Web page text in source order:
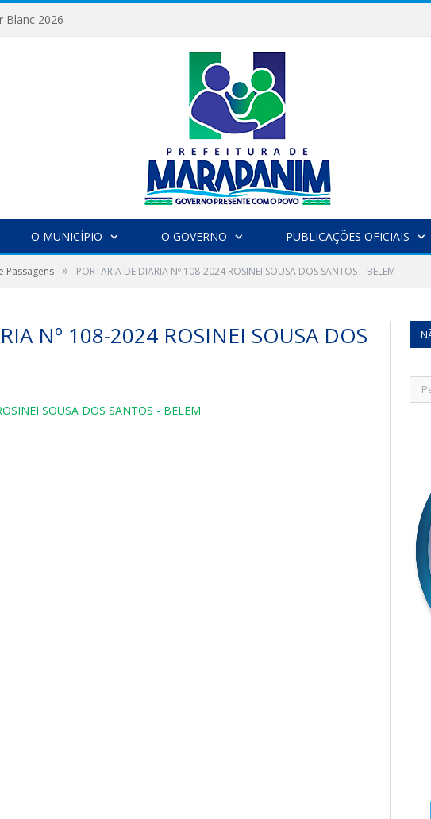
Blanc 2026
O MUNICÍPIO O GOVERNO PUBLICAÇÕES OFICIAIS
Passagens » PORTARIA DE DIARIA Nº 108-2024 ROSINEI SOUSA DOS SANTOS – BELEM
Nº 108-2024 ROSINEI SOUSA DOS
SOUSA DOS SANTOS - BELEM